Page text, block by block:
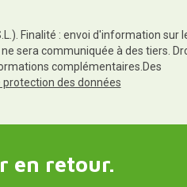
Finalité : envoi d'information sur
sera communiquée à des tiers.
complémentaires.Des
des données
en retour.